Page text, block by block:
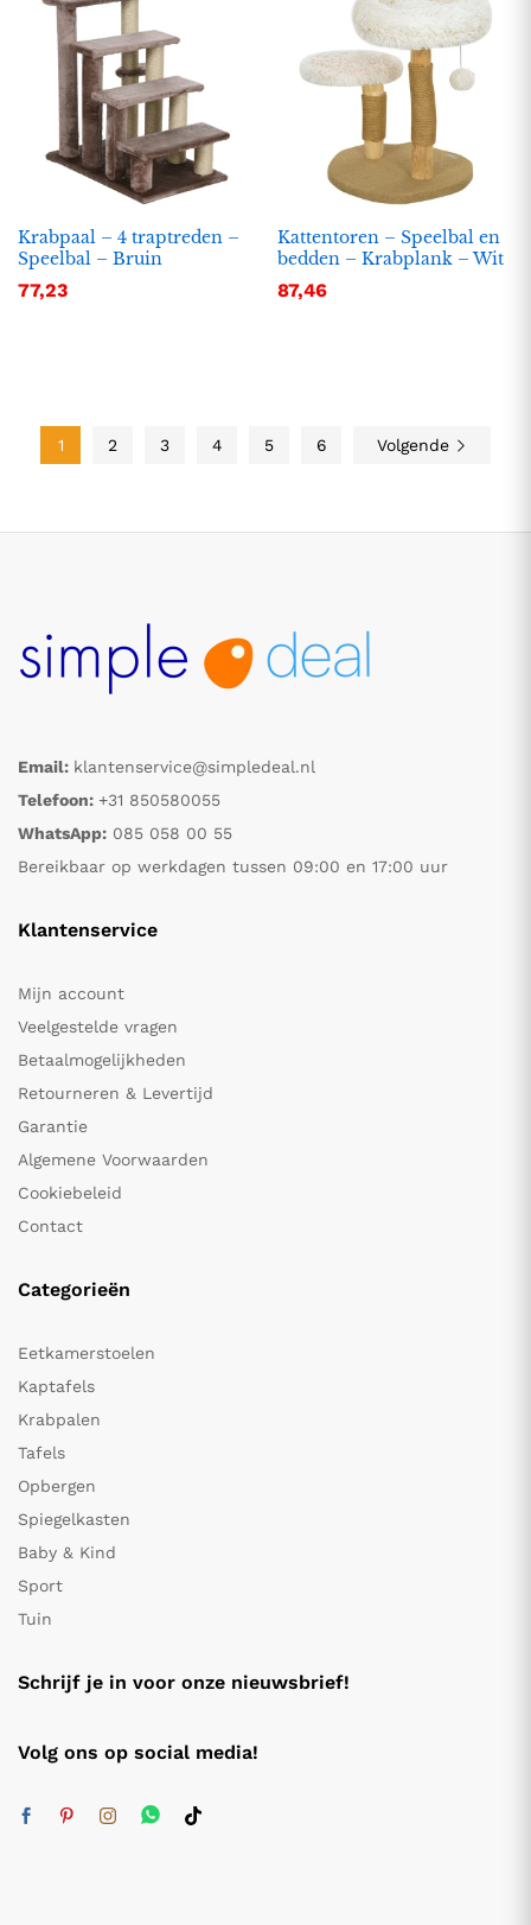
Krabpaal – 4 traptreden –
Speelbal – Bruin
77,23
Kattentoren – Speelbal en
bedden – Krabplank – Wit
87,46
1 2 3 4 5 6 Volgende
Email: klantenservice@simpledeal.nl
Telefoon: +31 850580055
WhatsApp: 085 058 00 55
Bereikbaar op werkdagen tussen 09:00 en 17:00 uur
Klantenservice
Mijn account
Veelgestelde vragen
Betaalmogelijkheden
Retourneren & Levertijd
Garantie
Algemene Voorwaarden
Cookiebeleid
Contact
Categorieën
Eetkamerstoelen
Kaptafels
Krabpalen
Tafels
Opbergen
Spiegelkasten
Baby & Kind
Sport
Tuin
Schrijf je in voor onze nieuwsbrief!
Volg ons op social media!